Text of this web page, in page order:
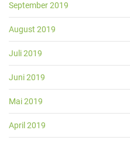
September 2019
August 2019
Juli 2019
Juni 2019
Mai 2019
April 2019